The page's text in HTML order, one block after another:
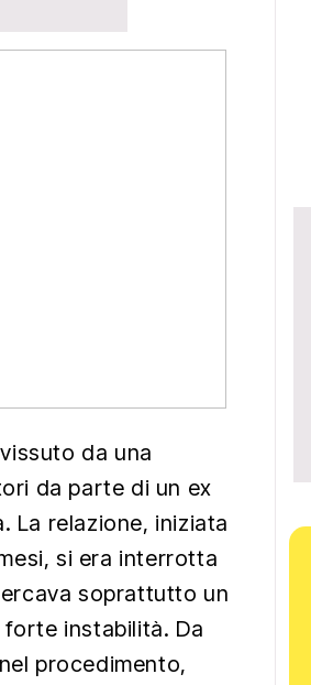
da una
da parte di un ex
La relazione, iniziata
si era interrotta
soprattutto un
instabilità. Da
procedimento,